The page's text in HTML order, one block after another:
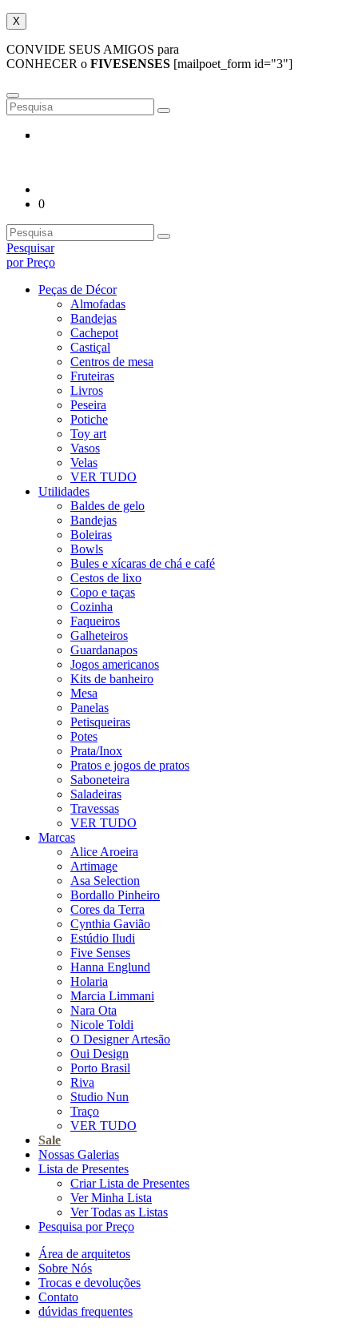
X
CONVIDE SEUS AMIGOS para
CONHECER o FIVESENSES [mailpoet_form id="3"]
0
Pesquisar
por Preço
Peças de Décor
Almofadas
Bandejas
Cachepot
Castiçal
Centros de mesa
Fruteiras
Livros
Peseira
Potiche
Toy art
Vasos
Velas
VER TUDO
Utilidades
Baldes de gelo
Bandejas
Boleiras
Bowls
Bules e xícaras de chá e café
Cestos de lixo
Copo e taças
Cozinha
Faqueiros
Galheteiros
Guardanapos
Jogos americanos
Kits de banheiro
Mesa
Panelas
Petisqueiras
Potes
Prata/Inox
Pratos e jogos de pratos
Saboneteira
Saladeiras
Travessas
VER TUDO
Marcas
Alice Aroeira
Artimage
Asa Selection
Bordallo Pinheiro
Cores da Terra
Cynthia Gavião
Estúdio Iludi
Five Senses
Hanna Englund
Holaria
Marcia Limmani
Nara Ota
Nicole Toldi
O Designer Artesão
Oui Design
Porto Brasil
Riva
Studio Nun
Traço
VER TUDO
Sale
Nossas Galerias
Lista de Presentes
Criar Lista de Presentes
Ver Minha Lista
Ver Todas as Listas
Pesquisa por Preço
Área de arquitetos
Sobre Nós
Trocas e devoluções
Contato
dúvidas frequentes